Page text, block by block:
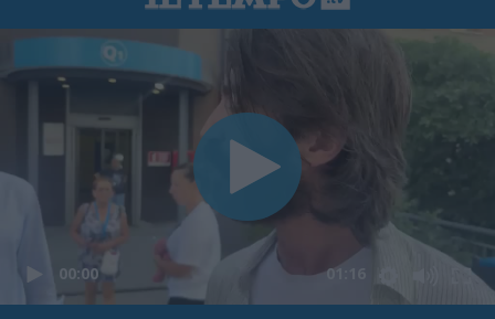
00:00 01:16